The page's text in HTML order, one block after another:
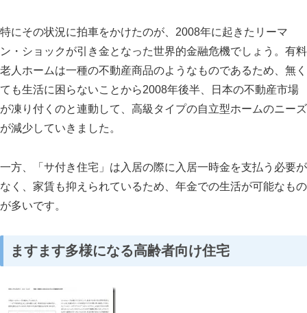
特にその状況に拍車をかけたのが、 2008年に起きたリーマ
ン・ショックが引き金となった世界的金融危機でしょう。有料
老人ホームは一種の不動産商品のようなものであるため、無く
ても生活に困らないことから2008年後半、日本の不動産市場
が凍り付くのと連動して、高級タイプの自立型ホームのニーズ
が減少していきました。
一方、「サ付き住宅」は入居の際に入居一時金を支払う必要が
なく、家賃も抑えられているため、年金での生活が可能なもの
が多いです。
ますます多様になる高齢者向け住宅